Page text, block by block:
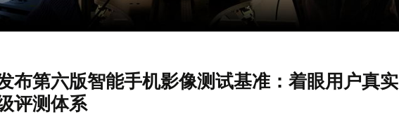
布第六版智能手机影像测试基准：着眼用户真实
评测体系